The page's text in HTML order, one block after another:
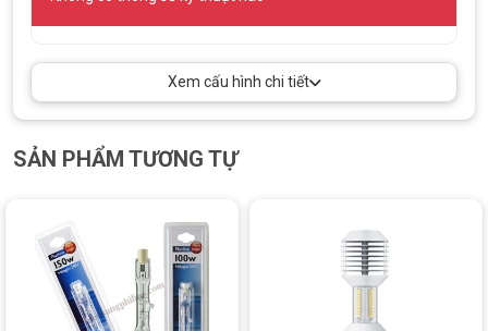
Xem cấu hình chi tiết
SẢN PHẨM TƯƠNG TỰ